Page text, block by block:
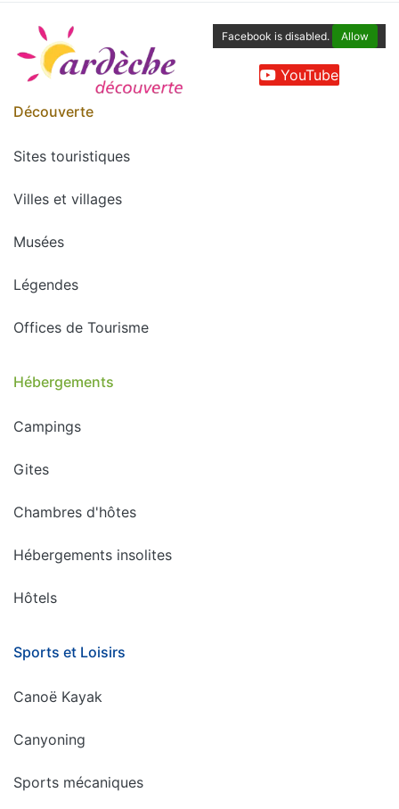
Facebook is disabled. Allow
YouTube
Découverte
Sites touristiques
Villes et villages
Musées
Légendes
Offices de Tourisme
Hébergements
Campings
Gites
Chambres d'hôtes
Hébergements insolites
Hôtels
Sports et Loisirs
Canoë Kayak
Canyoning
Sports mécaniques